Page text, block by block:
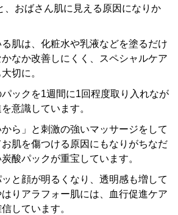
、おばさん肌に見える原因になりか
肌は、化粧水や乳液などを塗るだけ
なか改善しにくく、スペシャルケア
切に。
ックを1週間に1回程度取り入れなが
意識しています。
から」と刺激の強いマッサージをして
肌を傷つける原因にもなりがちなだ
酸パックが重宝しています。
と顔が明るくなり、透明感も増して
りアラフォー肌には、血行促進ケア
しています。